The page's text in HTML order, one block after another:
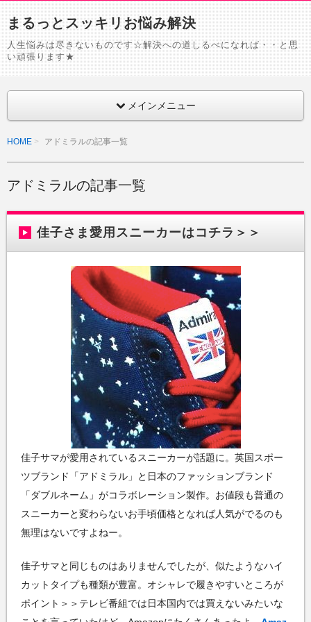
まるっとスッキリお悩み解決
人生悩みは尽きないものです☆解決への道しるべになれば・・と思
い頑張ります★
メインメニュー
HOME アドミラルの記事一覧
アドミラルの記事一覧
佳子さま愛用スニーカーはコチラ＞＞
佳子サマが愛用されているスニーカーが話題に。英国スポー
ツブランド「アドミラル」と日本のファッションブランド
「ダブルネーム」がコラボレーション製作。お値段も普通の
スニーカーと変わらないお手頃価格となれば人気がでるのも
無理はないですよねー。
佳子サマと同じものはありませんでしたが、似たようなハイ
カットタイプも種類が豊富。オシャレで履きやすいところが
ポイント＞＞テレビ番組では日本国内では買えないみたいな